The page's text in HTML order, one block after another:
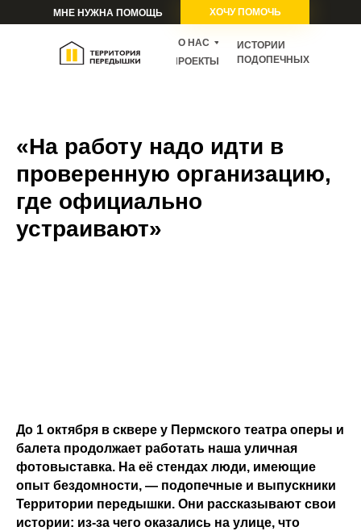
МНЕ НУЖНА ПОМОЩЬ
ИСТОРИИ
ПОДОПЕЧНЫХ
ПРОЕКТЫ
ХОЧУ ПОМОЧЬ
О НАС
«На работу надо идти в
проверенную организацию,
где официально
устраивают»
До 1 октября в сквере у Пермского театра оперы и
балета продолжает работать наша уличная
фотовыставка. На её стендах люди, имеющие
опыт бездомности, — подопечные и выпускники
Территории передышки. Они рассказывают свои
истории: из-за чего оказались на улице, что